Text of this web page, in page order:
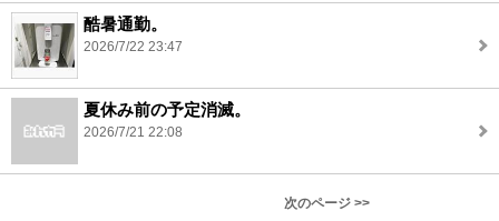
酷暑通勤。
2026/7/22 23:47
夏休み前の予定消滅。
2026/7/21 22:08
次のページ >>